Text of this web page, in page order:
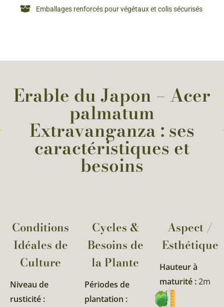
Emballages renforcés pour végétaux et colis sécurisés
Erable du Japon – Acer
palmatum
Extravanganza : ses
caractéristiques et
besoins
Conditions
Idéales de
Culture
Niveau de
rusticité :
Cycles &
Besoins de
la Plante​
Périodes de
plantation :
Aspect /
Esthétique
Hauteur à
maturité :2m